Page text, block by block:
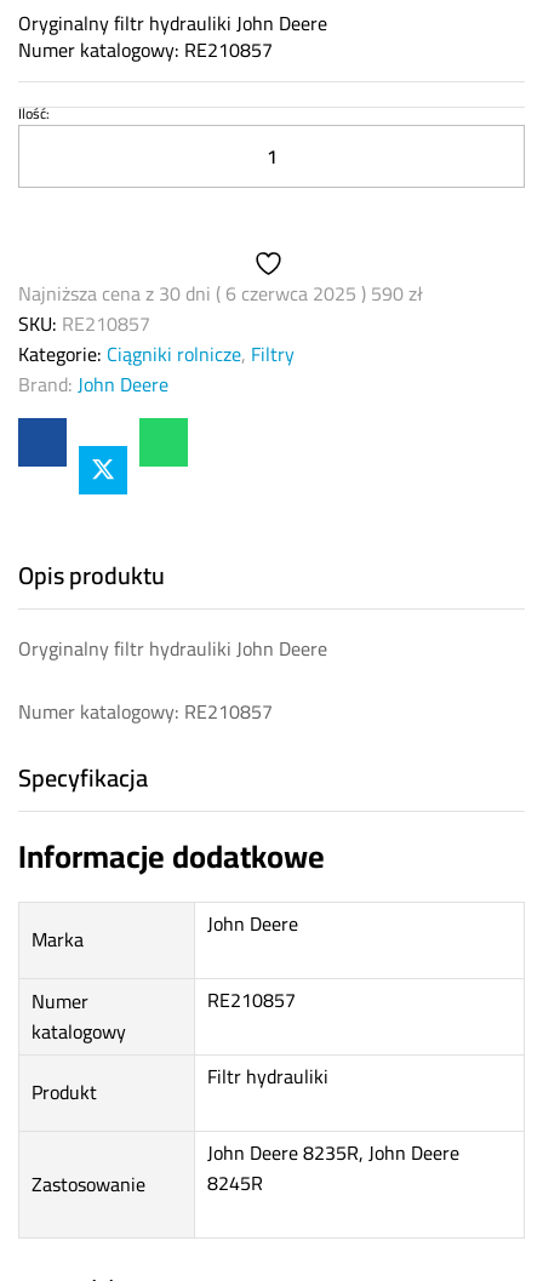
Oryginalny filtr hydrauliki John Deere
Numer katalogowy: RE210857
Filtr
John
Ilość:
Najniższa cena z 30 dni (6 czerwca 2025)590zł
SKU: RE210857
Kategorie: Ciągniki rolnicze, Filtry
Brand:John Deere
Opis produktu
Oryginalny filtr hydrauliki John Deere
Numer katalogowy: RE210857
Specyfikacja
Informacje dodatkowe
Marka John Deere
Numer
katalogowy
RE210857
Produkt Filtr hydrauliki
Zastosowanie
John Deere 8235R, John Deere
8245R